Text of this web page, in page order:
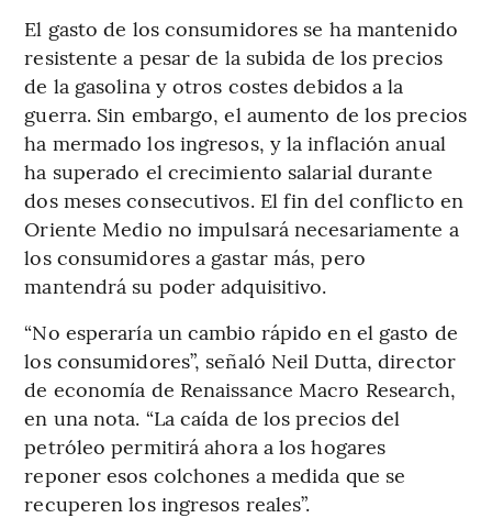
El gasto de los consumidores se ha mantenido
resistente a pesar de la subida de los precios
de la gasolina y otros costes debidos a la
guerra. Sin embargo, el aumento de los precios
ha mermado los ingresos, y la inflación anual
ha superado el crecimiento salarial durante
dos meses consecutivos. El fin del conflicto en
Oriente Medio no impulsará necesariamente a
los consumidores a gastar más, pero
mantendrá su poder adquisitivo.
“No esperaría un cambio rápido en el gasto de
los consumidores”, señaló Neil Dutta, director
de economía de Renaissance Macro Research,
en una nota. “La caída de los precios del
petróleo permitirá ahora a los hogares
reponer esos colchones a medida que se
recuperen los ingresos reales”.